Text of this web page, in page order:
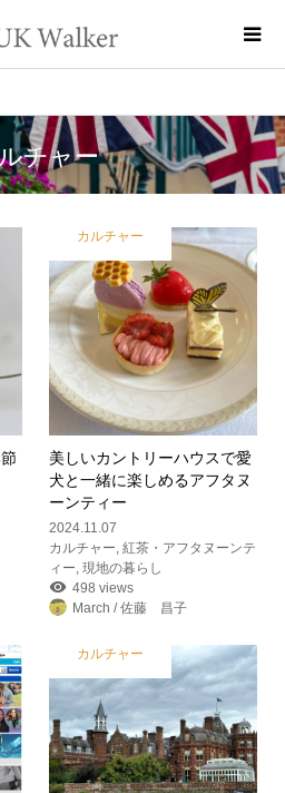
チャー
カルチャー
美しいカントリーハウスで愛
犬と一緒に楽しめるアフタヌ
ーンティー
2024.11.07
カルチャー ,紅茶・アフタヌーンテ
ィー ,現地の暮らし
498 views
March / 佐藤 昌子
カルチャー